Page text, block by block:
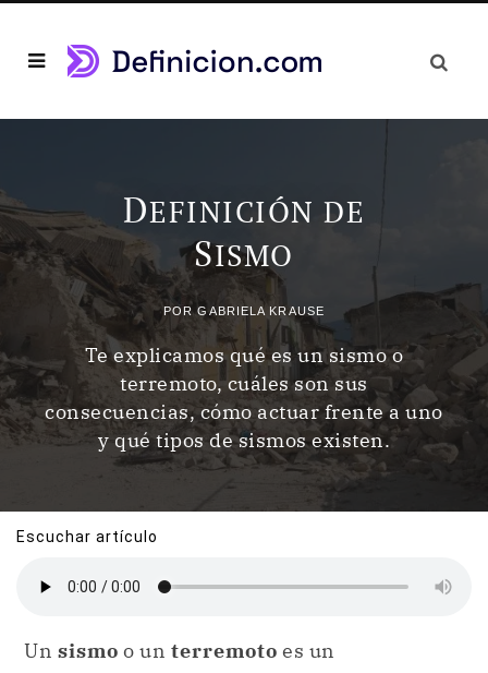
DEFINICIÓN DE
SISMO
PORGABRIELA KRAUSE
Te explicamos qué es un sismo o
terremoto, cuáles son sus
consecuencias, cómo actuar frente a uno
y qué tipos de sismos existen.
Escuchar artículo
Un sismo o un terremoto es un